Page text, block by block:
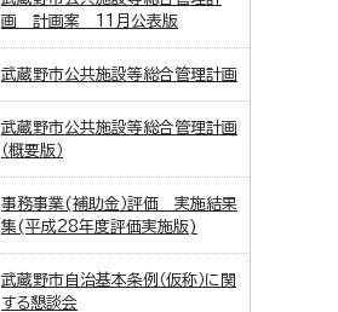
画 計画案 11月公表版
武蔵野市公共施設等総合管理計画
武蔵野市公共施設等総合管理計画
（概要版）
事務事業(補助金）評価 実施結果
集(平成28年度評価実施版)
武蔵野市自治基本条例（仮称）に関
する懇談会